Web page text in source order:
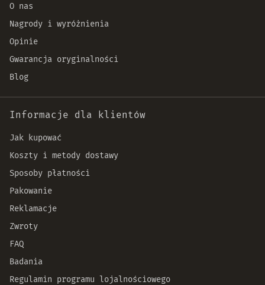
O nas
Nagrody i wyróżnienia
Opinie
Gwarancja oryginalności
Blog
Informacje dla klientów
Jak kupować
Koszty i metody dostawy
Sposoby płatności
Pakowanie
Reklamacje
Zwroty
FAQ
Badania
Regulamin programu lojalnościowego